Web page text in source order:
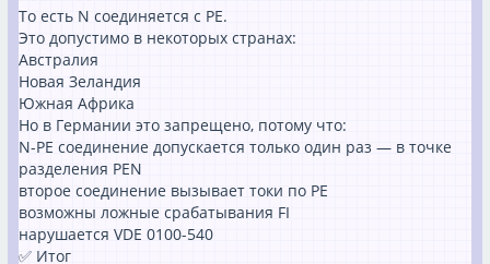
То есть N соединяется с PE.
Это допустимо в некоторых странах:
Австралия
Новая Зеландия
Южная Африка
Но в Германии это запрещено, потому что:
N-PE соединение допускается только один раз — в точке
разделения PEN
второе соединение вызывает токи по PE
возможны ложные срабатывания FI
нарушается VDE 0100-540
✅ Итог